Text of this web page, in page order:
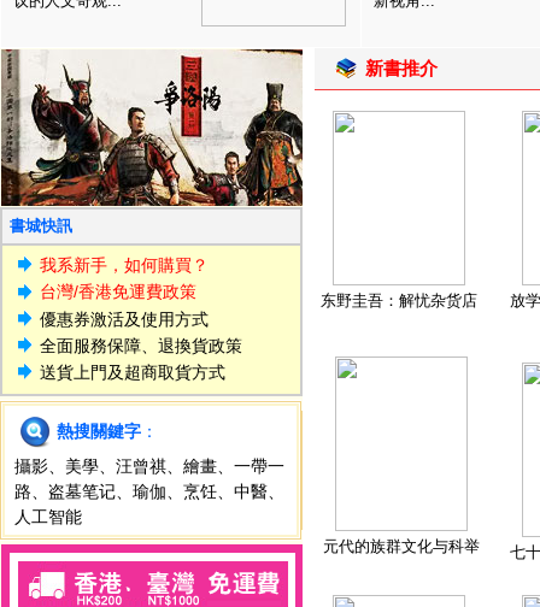
書城快訊
我系新手，如何購買？
台灣/香港免運費政策
優惠券激活及使用方式
全面服務保障、退換貨政策
送貨上門及超商取貨方式
熱搜關鍵字 ：
攝影
美學 汪曾祺 繪畫
一帶一
路
盗墓笔记 瑜伽 烹饪 中醫
人工智能
新書推介
东野圭吾：解忧杂货店 放
元代的族群文化与科举 七